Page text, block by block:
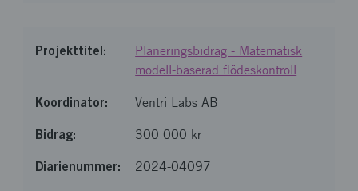
Planeringsbidrag - Matematisk
modell-baserad flödeskontroll
Ventri Labs AB
300 000 kr
2024-04097